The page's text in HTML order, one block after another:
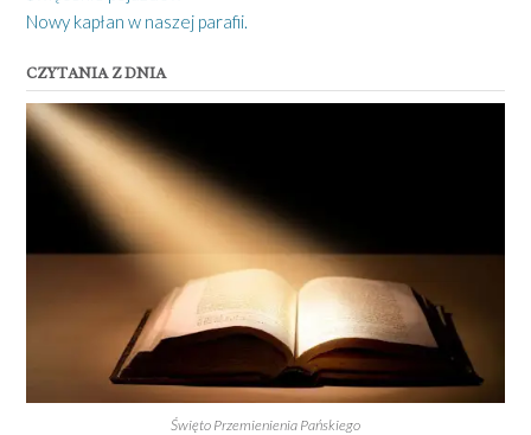
Nowy kapłan w naszej parafii.
CZYTANIA Z DNIA
Święto Przemienienia Pańskiego